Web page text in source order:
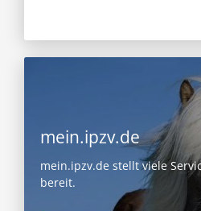
mein.ipzv.de
mein.ipzv.de stellt viele
bereit.